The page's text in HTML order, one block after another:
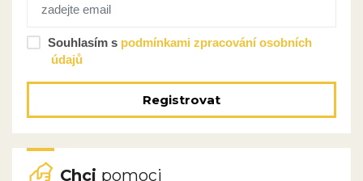
Souhlasím s podmínkami zpracování osobních
údajů
Registrovat
Chci pomoci